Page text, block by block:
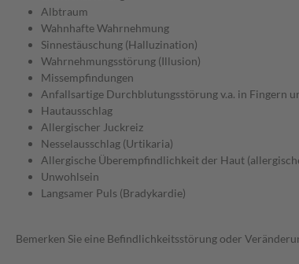
Albtraum
Wahnhafte Wahrnehmung
Sinnestäuschung (Halluzination)
Wahrnehmungsstörung (Illusion)
Missempfindungen
Anfallsartige Durchblutungsstörung v.a. in Fingern
Hautausschlag
Allergischer Juckreiz
Nesselausschlag (Urtikaria)
Allergische Überempfindlichkeit der Haut
Unwohlsein
Langsamer Puls (Bradykardie)
Bemerken Sie eine Befindlichkeitsstörung oder